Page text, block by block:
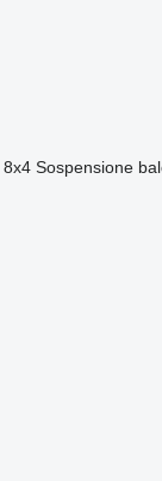
8x4 Sospensione